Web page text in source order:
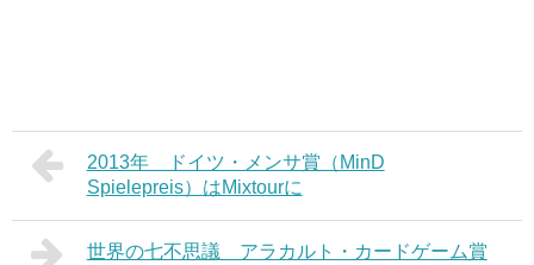
2013年 ドイツ・メンサ賞（MinD
Spielepreis）はMixtourに
世界の七不思議 アラカルト・カードゲーム賞